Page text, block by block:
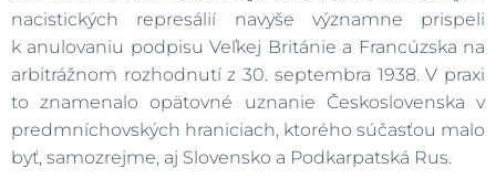
nacistických represálií navyše významne prispeli
k anulovaniu podpisu Veľkej Británie a Francúzska na
arbitrážnom rozhodnutí z 30. septembra 1938. V praxi
to znamenalo opätovné uznanie Československa v
predmníchovských hraniciach, ktorého súčasťou malo
byť, samozrejme, aj Slovensko a Podkarpatská Rus.